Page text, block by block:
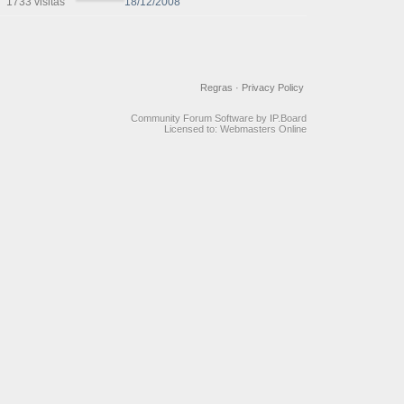
Privacy Policy
Regras ·
Community Forum Software by IP.Board
Licensed to: Webmasters Online